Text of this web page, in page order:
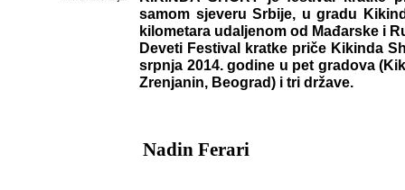
samom sjeveru Srbije, u gradu
kilometara udaljenom od Mađarske i
Deveti Festival kratke priče Kikinda
srpnja 2014. godine u pet gradova
Zrenjanin, Beograd) i tri države.
Nadin Ferari